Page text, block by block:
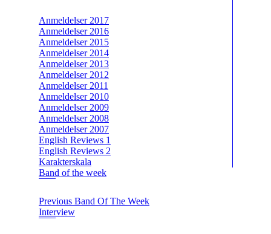
Anmeldelser 2017
Anmeldelser 2016
Anmeldelser 2015
Anmeldelser 2014
Anmeldelser 2013
Anmeldelser 2012
Anmeldelser 2011
Anmeldelser 2010
Anmeldelser 2009
Anmeldelser 2008
Anmeldelser 2007
English Reviews 1
English Reviews 2
Karakterskala
Band of the week
Previous Band Of The Week
Interview